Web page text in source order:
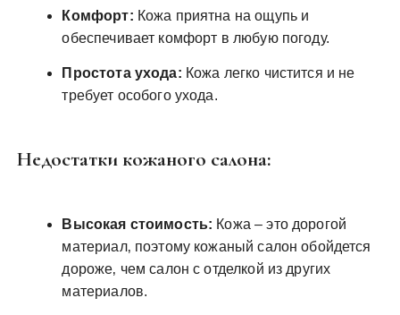
Комфорт: Кожа приятна на ощупь и
обеспечивает комфорт в любую погоду.
Простота ухода: Кожа легко чистится и не
требует особого ухода.
Недостатки кожаного салона:
Высокая стоимость: Кожа – это дорогой
материал‚ поэтому кожаный салон обойдется
дороже‚ чем салон с отделкой из других
материалов.